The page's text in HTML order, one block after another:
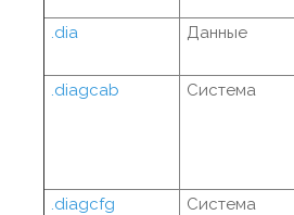
.dia
Данные
.diagcab
Система
.diagcfg
Система